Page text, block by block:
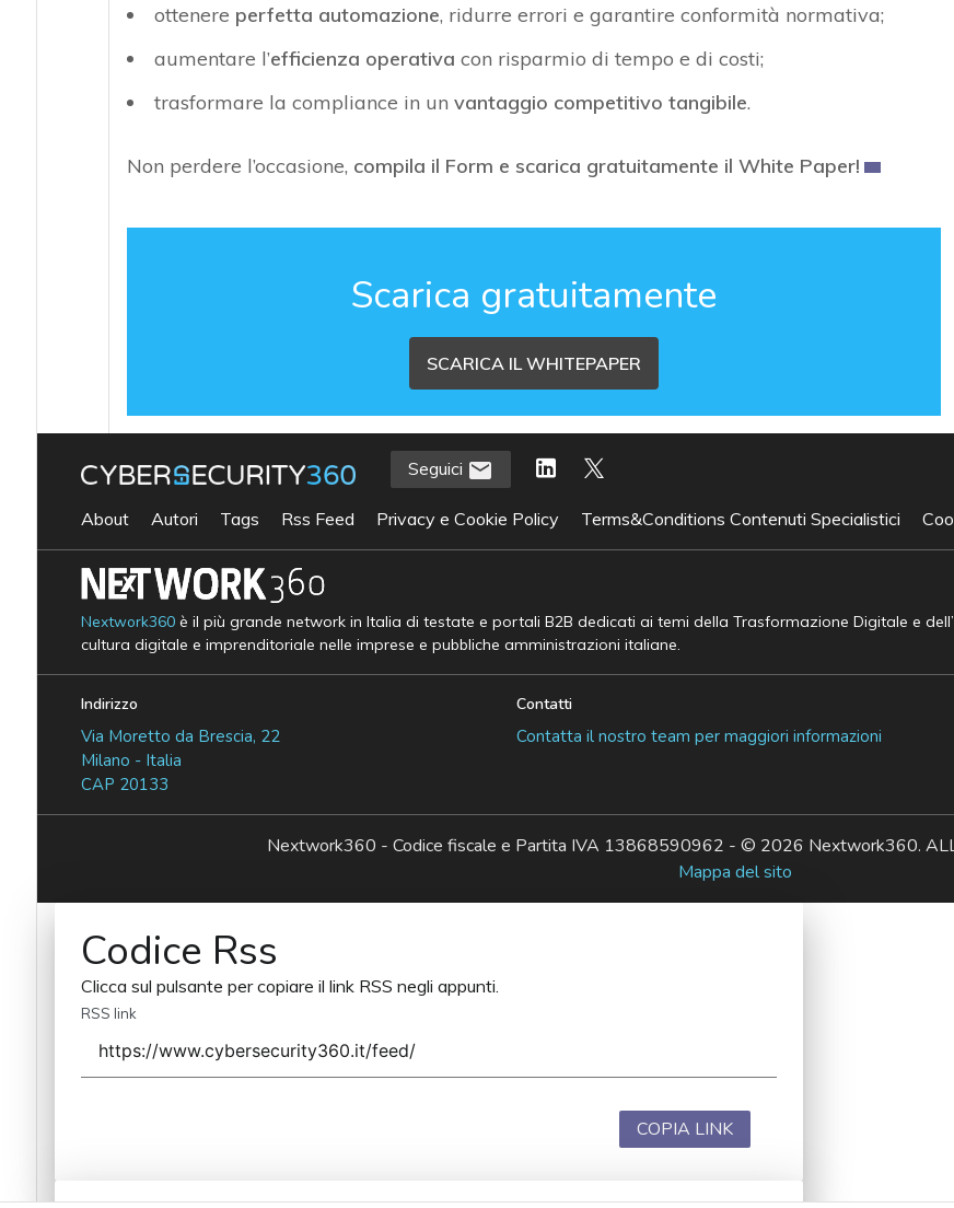
ottenere perfetta automazione, ridurre errori e garantire conformità normativa;
aumentare l’efficienza operativa con risparmio di tempo e di costi;
trasformare la compliance in un vantaggio competitivo tangibile.
Non perdere l’occasione, compila il Form e scarica gratuitamente il White Paper!
Scarica gratuitamente
SCARICA IL WHITEPAPER
Seguici
About Autori Tags Rss Feed Privacy e Cookie Policy Terms&Conditions Contenuti Specialistici
Nextwork360è il più grande network in Italia di testate e portali B2B dedicati ai temi della Trasformazione Digitale e
cultura digitale e imprenditoriale nelle imprese e pubbliche amministrazioni italiane.
Indirizzo
Via Moretto da Brescia, 22
Milano - Italia
CAP 20133
Contatti
Contatta il nostro team per maggiori informazioni
Nextwork360 - Codice fiscale e Partita IVA 13868590962 - © 2026 Nextwork360. ALL
Mappa del sito
Codice Rss
Clicca sul pulsante per copiare il link RSS negli appunti.
RSS link
COPIA LINK